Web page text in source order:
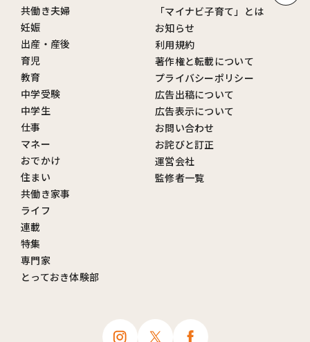
共働き夫婦
妊娠
出産・産後
育児
教育
中学受験
中学生
仕事
マネー
おでかけ
住まい
共働き家事
ライフ
連載
特集
専門家
とっておき体験部
「マイナビ子育て」とは
お知らせ
利用規約
著作権と転載について
プライバシーポリシー
広告出稿について
広告表示について
お問い合わせ
お詫びと訂正
運営会社
監修者一覧